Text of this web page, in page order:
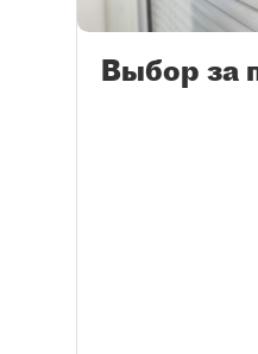
Выбор за